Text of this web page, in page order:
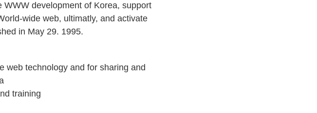
development of Korea, support
wide web, ultimatly, and activate
in May 29. 1995.
web technology and for sharing and
training